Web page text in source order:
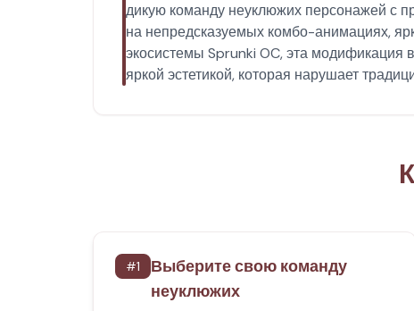
дикую команду неуклюжих персонажей с
на непредсказуемых комбо-анимациях,
экосистемы Sprunki OC, эта
яркой эстетикой, которая нарушает
#1
Выберите свою команду
неуклюжих